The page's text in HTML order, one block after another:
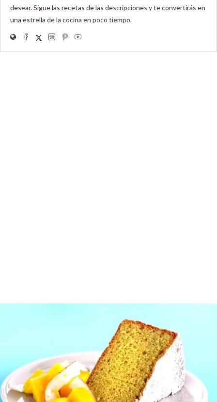
desear. Sigue las recetas de las descripciones y te convertirás en
una estrella de la cocina en poco tiempo.